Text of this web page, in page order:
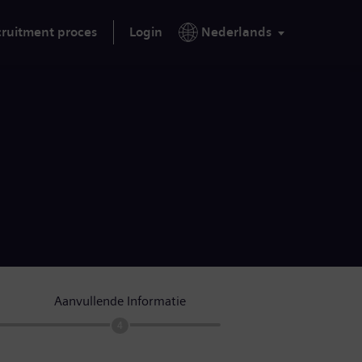
proces Login Nederlands
Aanvullende Informatie